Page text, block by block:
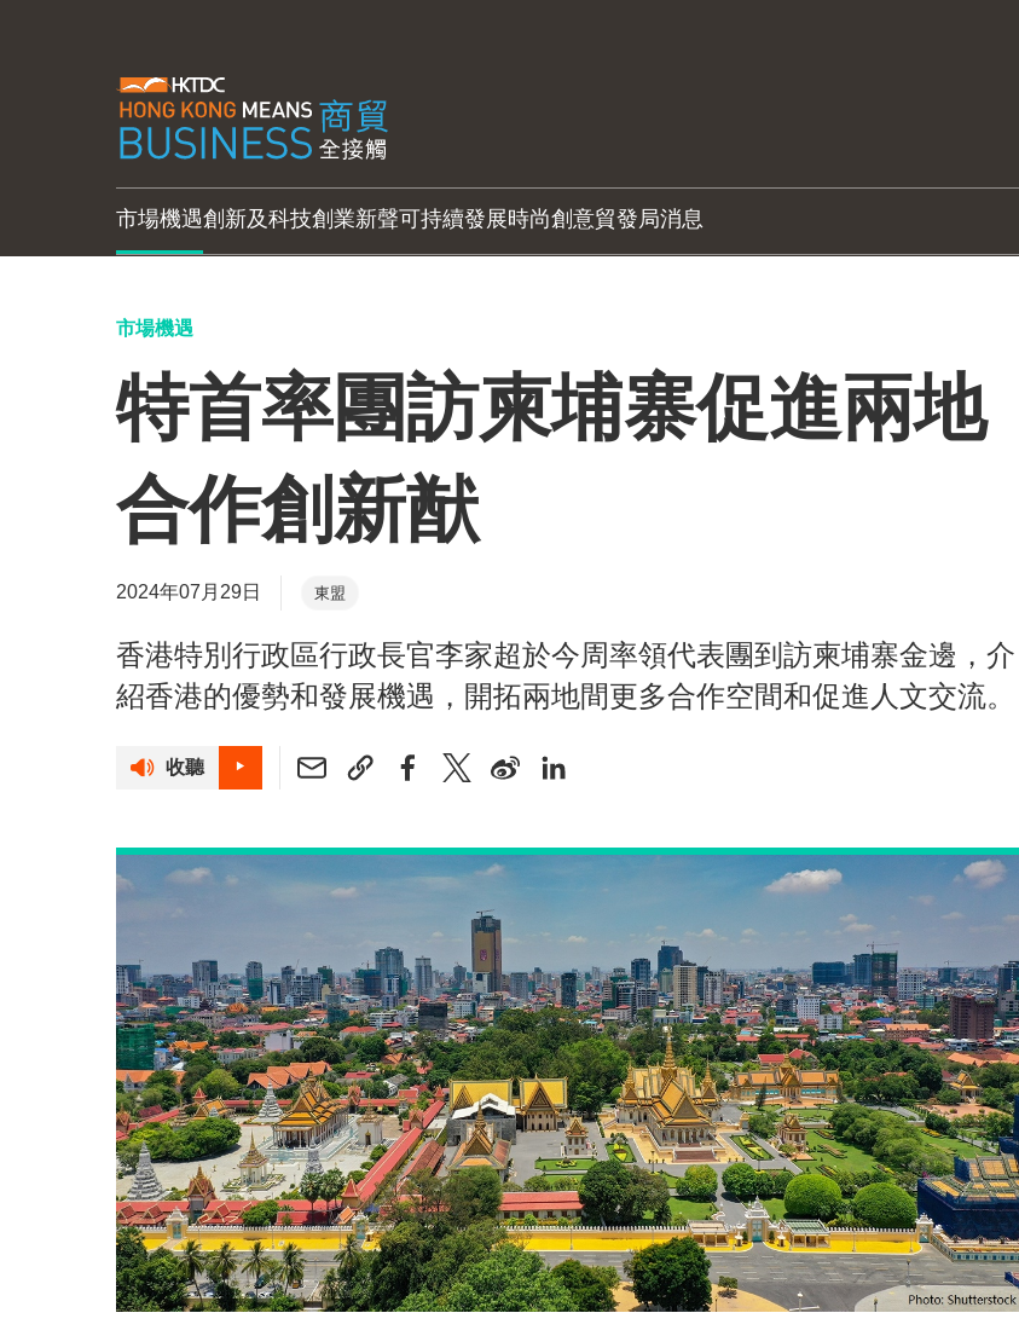
市場機遇創新及科技創業新聲可持續發展時尚創意貿發局消息
市場機遇
特首率團訪柬埔寨促進兩地
合作創新猷
2024年07月29日 東盟
香港特別行政區行政長官李家超於今周率領代表團到訪柬埔寨金邊，介
紹香港的優勢和發展機遇，開拓兩地間更多合作空間和促進人文交流。
收聽